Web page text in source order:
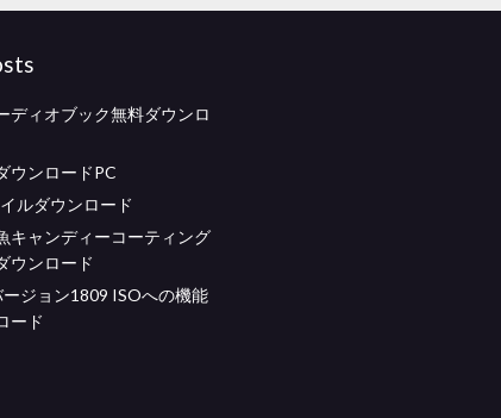
ディオブック無料ダウンロ
ウンロードPC
ルダウンロード
キャンディーコーティング
ウンロード
ジョン1809 ISOへの機能
ード